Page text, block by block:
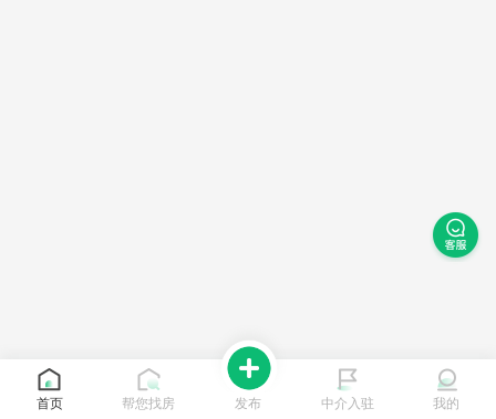
首页 帮您找房 发布 中介入驻 我的